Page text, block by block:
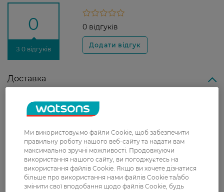
0
З 0 відгуків
0 відгуків
Доставка
Нова пошта
У відділення Нової пошти - 99 грн,
Укрпошта
Вартість доставки - 79 грн, безкоштовна
доставка від - 599 грн
Забрати сьогодні в магазині Watsons
Ми використовуємо файли Cookie, щоб забезпечити
правильну роботу нашого веб-сайту та надати вам
максимально зручні можливості. Продовжуючи
використання нашого сайту, ви погоджуєтесь на
використання файлів Cookie. Якщо ви хочете дізнатися
більше про використання нами файлів Cookie та/або
змінити свої вподобання щодо файлів Cookie, будь